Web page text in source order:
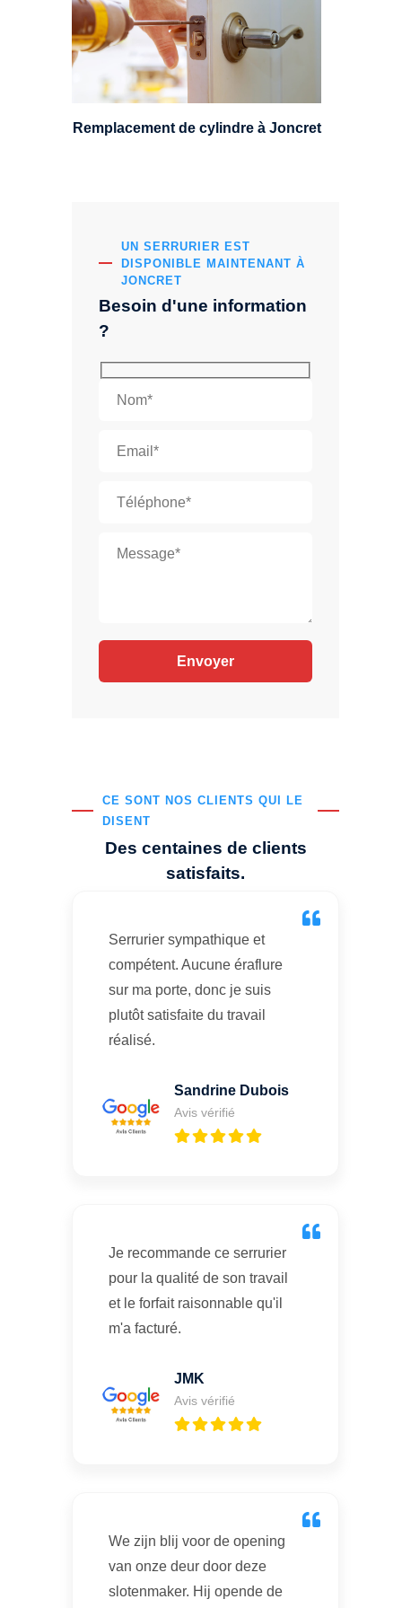
UN SERRURIER EST
DISPONIBLE MAINTENANT À
JONCRET
Besoin d'une information
?
CE SONT NOS CLIENTS QUI LE
DISENT
Des centaines de clients
satisfaits.
Serrurier sympathique et
compétent. Aucune éraflure
sur ma porte, donc je suis
plutôt satisfaite du travail
réalisé.
Sandrine Dubois
Avis vérifié
Je recommande ce serrurier
pour la qualité de son travail
et le forfait raisonnable qu'il
m'a facturé.
JMK
Avis vérifié
We zijn blij voor de opening
van onze deur door deze
slotenmaker. Hij opende de
standard, à 5 leviers ou à 3
leviers, Mul-T-Lock ou encore
multipoints.
Remplacement de cylindre à Joncret